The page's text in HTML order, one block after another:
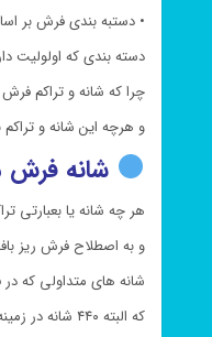
• دستبه بندی فرش بر
دسته بندی که اولولیت
چرا که شانه و تراکم
و هرچه این شانه و
شانه فرش
هر چه شانه یا
و به اصطلاح فرش ریز
شانه های متداولی که در فرش وجود دارد:
که البته ۴۴۰ شانه در زمینه فرش تقریبا منسوخ شده و بیشتر در سجاده فرش ها یا در کناره ها استفاده می شود.